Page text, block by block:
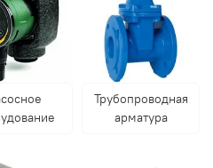
Трубопроводная
арматура